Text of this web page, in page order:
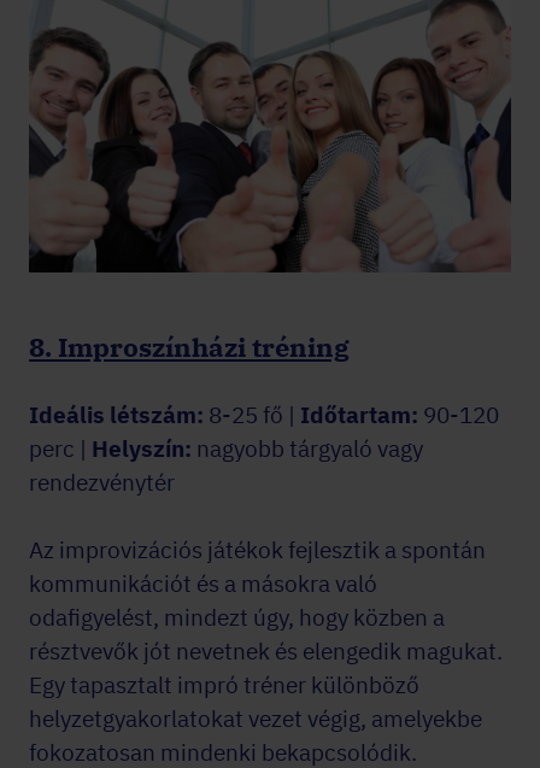
8. Improszínházi tréning
Ideális létszám: 8-25 fő | Időtartam: 90-120
perc | Helyszín: nagyobb tárgyaló vagy
rendezvénytér
Az improvizációs játékok fejlesztik a spontán
kommunikációt és a másokra való
odafigyelést, mindezt úgy, hogy közben a
résztvevők jót nevetnek és elengedik magukat.
Egy tapasztalt impró tréner különböző
helyzetgyakorlatokat vezet végig, amelyekbe
fokozatosan mindenki bekapcsolódik.